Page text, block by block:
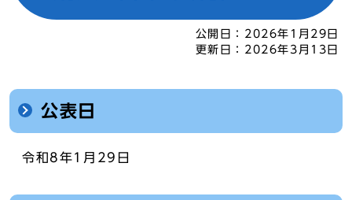
公開日： 2026年1月29日
更新日： 2026年3月13日
公表日
令和8年1月29日